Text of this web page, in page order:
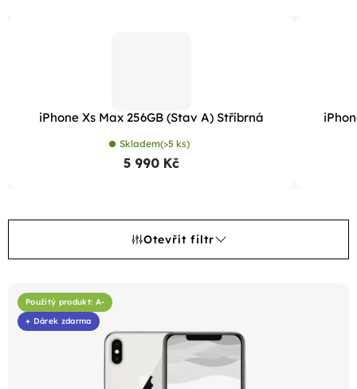
iPhone Xs Max 256GB (Stav A) Stříbrná
Skladem(>5 ks)
5 990 Kč
Otevřít filtr
ý
p
Použitý produkt: A-
+ Dárek zdarma